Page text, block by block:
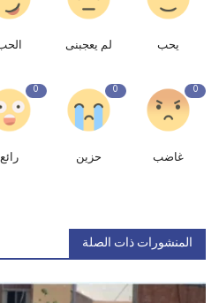
يحب لم يعجبنى
0
غاضب
0
حزين
0
رائع
المنشورات ذات الصلة